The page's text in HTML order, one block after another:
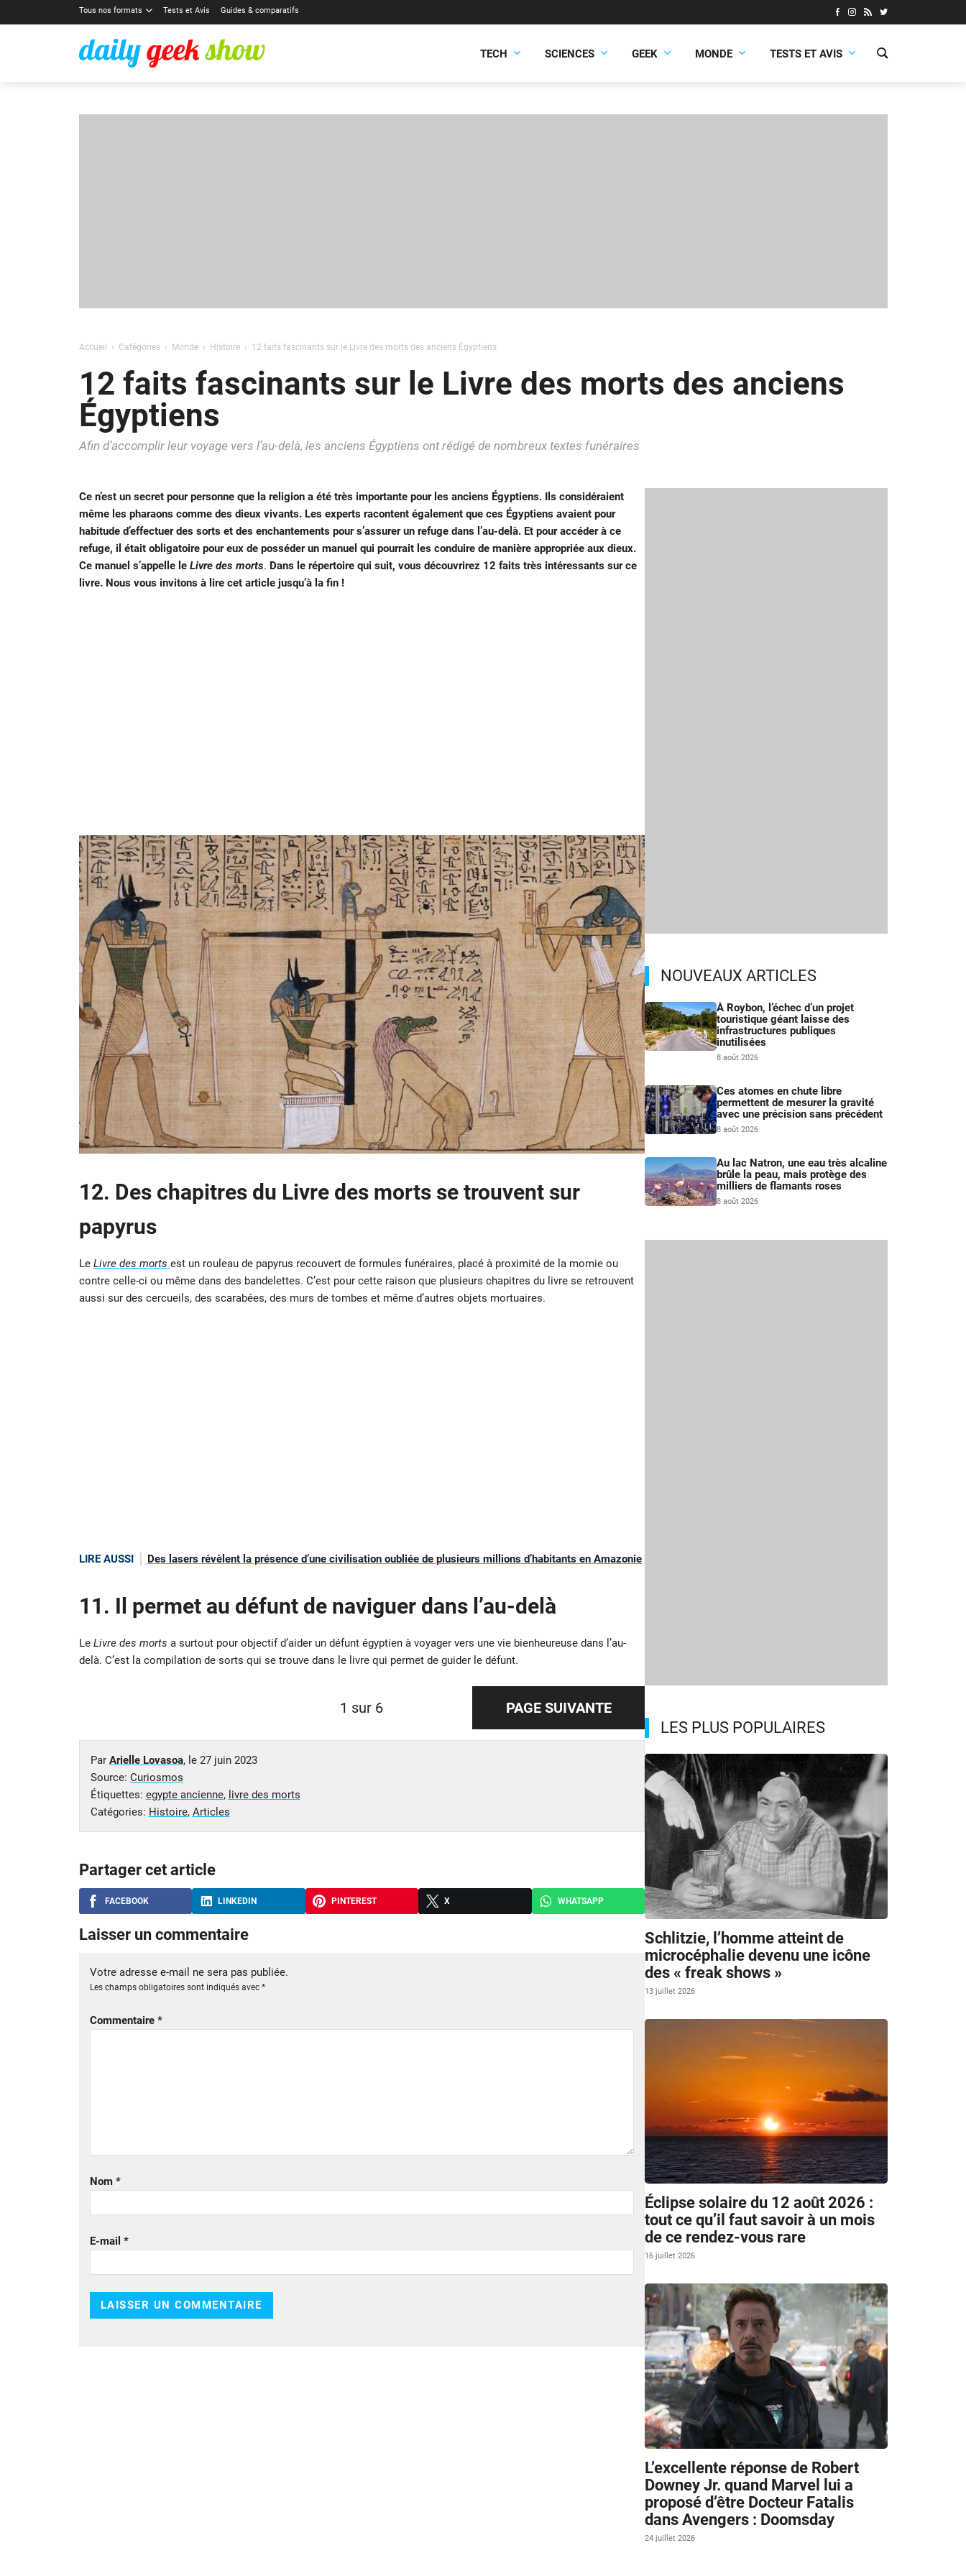
Tous nos formats Tests et Avis Guides & comparatifs
TECH SCIENCES GEEK MONDE TESTS ET AVIS
Accueil Catégories Monde Histoire 12 faits fascinants sur le Livre des morts des anciens Égyptiens
12 faits fascinants sur le Livre des morts des anciens
Égyptiens
Afin d’accomplir leur voyage vers l’au-delà, les anciens Égyptiens ont rédigé de nombreux textes funéraires
Ce n’est un secret pour personne que la religion a été très importante pour les anciens Égyptiens. Ils considéraient
même les pharaons comme des dieux vivants. Les experts racontent également que ces Égyptiens avaient pour
habitude d’effectuer des sorts et des enchantements pour s’assurer un refuge dans l’au-delà. Et pour accéder à ce
refuge, il était obligatoire pour eux de posséder un manuel qui pourrait les conduire de manière appropriée aux dieux.
Ce manuel s’appelle le Livre des morts. Dans le répertoire qui suit, vous découvrirez 12 faits très intéressants sur ce
livre. Nous vous invitons à lire cet article jusqu’à la fin !
12. Des chapitres du Livre des morts se trouvent sur
papyrus
Le Livre des morts est un rouleau de papyrus recouvert de formules funéraires, placé à proximité de la momie ou
contre celle-ci ou même dans des bandelettes. C’est pour cette raison que plusieurs chapitres du livre se retrouvent
aussi sur des cercueils, des scarabées, des murs de tombes et même d’autres objets mortuaires.
LIRE AUSSI Des lasers révèlent la présence d’une civilisation oubliée de plusieurs millions d’habitants en Amazonie
11. Il permet au défunt de naviguer dans l’au-delà
Le Livre des morts a surtout pour objectif d’aider un défunt égyptien à voyager vers une vie bienheureuse dans l’au-
delà. C’est la compilation de sorts qui se trouve dans le livre qui permet de guider le défunt.
1 sur 6 PAGE SUIVANTE
Par Arielle Lovasoa, le 27 juin 2023
Source: Curiosmos
Étiquettes: egypte ancienne, livre des morts
Catégories: Histoire, Articles
Partager cet article
FACEBOOK LINKEDIN PINTEREST X WHATSAPP
Laisser un commentaire
Votre adresse e-mail ne sera pas publiée.
Les champs obligatoires sont indiqués avec *
Commentaire *
Nom *
E-mail *
NOUVEAUX ARTICLES
À Roybon, l’échec d’un projet
touristique géant laisse des
infrastructures publiques
inutilisées
8 août 2026
Ces atomes en chute libre
permettent de mesurer la gravité
avec une précision sans précédent
8 août 2026
Au lac Natron, une eau très alcaline
brûle la peau, mais protège des
milliers de flamants roses
8 août 2026
LES PLUS POPULAIRES
Schlitzie, l’homme atteint de
microcéphalie devenu une icône
des « freak shows »
13 juillet 2026
Éclipse solaire du 12 août 2026 :
tout ce qu’il faut savoir à un mois
de ce rendez-vous rare
16 juillet 2026
L’excellente réponse de Robert
Downey Jr. quand Marvel lui a
proposé d’être Docteur Fatalis
dans Avengers : Doomsday
24 juillet 2026